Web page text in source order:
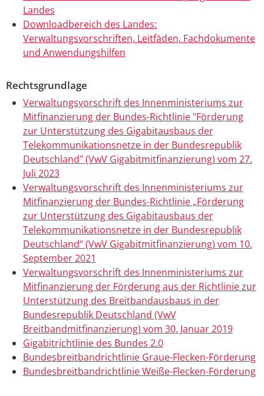
Landes
Downloadbereich des Landes:
Verwaltungsvorschriften, Leitfäden, Fachdokumente
und Anwendungshilfen
Rechtsgrundlage
Verwaltungsvorschrift des Innenministeriums zur
Mitfinanzierung der Bundes-Richtlinie "Förderung
zur Unterstützung des Gigabitausbaus der
Telekommunikationsnetze in der Bundesrepublik
Deutschland" (VwV Gigabitmitfinanzierung) vom 27.
Juli 2023
Verwaltungsvorschrift des Innenministeriums zur
Mitfinanzierung der Bundes-Richtlinie „Förderung
zur Unterstützung des Gigabitausbaus der
Telekommunikationsnetze in der Bundesrepublik
Deutschland“ (VwV Gigabitmitfinanzierung) vom 10.
September 2021
Verwaltungsvorschrift des Innenministeriums zur
Mitfinanzierung der Förderung aus der Richtlinie zur
Unterstützung des Breitbandausbaus in der
Bundesrepublik Deutschland (VwV
Breitbandmitfinanzierung) vom 30. Januar 2019
Gigabitrichtlinie des Bundes 2.0
Bundesbreitbandrichtlinie Graue-Flecken-Förderung
Bundesbreitbandrichtlinie Weiße-Flecken-Förderung